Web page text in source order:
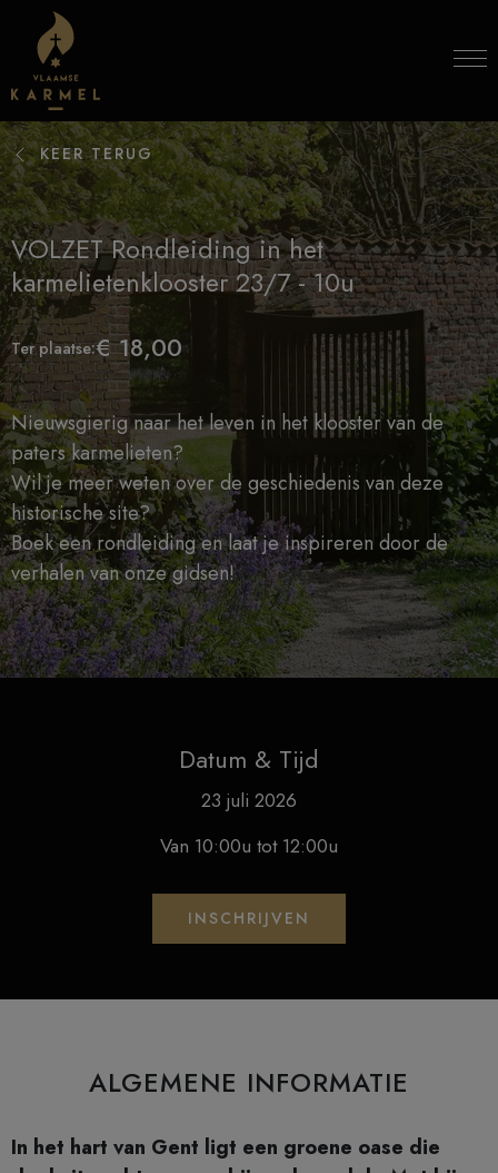
Skip to content
KEER TERUG
VOLZET Rondleiding in het
karmelietenklooster 23/7 - 10u
Ter plaatse:€ 18,00
Nieuwsgierig naar het leven in het klooster van de
paters karmelieten?
Wil je meer weten over de geschiedenis van deze
historische site?
Boek een rondleiding en laat je inspireren door de
verhalen van onze gidsen!
Datum & Tijd
23 juli 2026
Van 10:00u tot 12:00u
INSCHRIJVEN
ALGEMENE INFORMATIE
In het hart van Gent ligt een groene oase die